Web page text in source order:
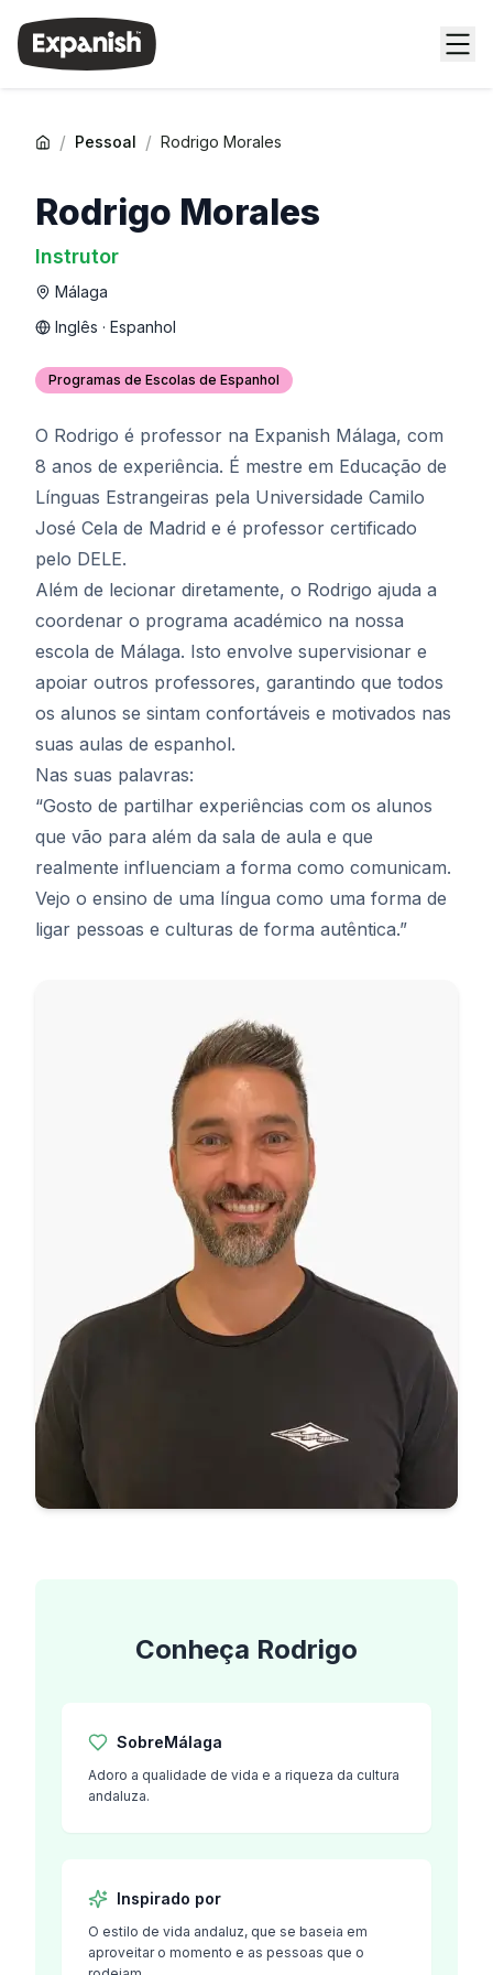
/ Pessoal / Rodrigo Morales
Rodrigo Morales
Instrutor
Málaga
Inglês · Espanhol
Programas de Escolas de Espanhol
O Rodrigo é professor na Expanish Málaga, com
8 anos de experiência. É mestre em Educação de
Línguas Estrangeiras pela Universidade Camilo
José Cela de Madrid e é professor certificado
pelo DELE.
Além de lecionar diretamente, o Rodrigo ajuda a
coordenar o programa académico na nossa
escola de Málaga. Isto envolve supervisionar e
apoiar outros professores, garantindo que todos
os alunos se sintam confortáveis ​​e motivados nas
suas aulas de espanhol.
Nas suas palavras:
“Gosto de partilhar experiências com os alunos
que vão para além da sala de aula e que
realmente influenciam a forma como comunicam.
Vejo o ensino de uma língua como uma forma de
ligar pessoas e culturas de forma autêntica.”
Conheça Rodrigo
SobreMálaga
Adoro a qualidade de vida e a riqueza da cultura
andaluza.
Inspirado por
O estilo de vida andaluz, que se baseia em
aproveitar o momento e as pessoas que o